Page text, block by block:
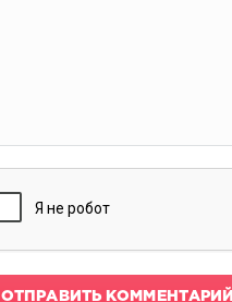
ОТПРАВИТЬ КОММЕНТАРИЙ